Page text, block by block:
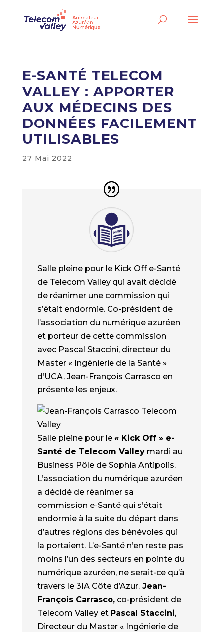
E-SANTÉ TELECOM
VALLEY : APPORTER
AUX MÉDECINS DES
DONNÉES FACILEMENT
UTILISABLES
27 Mai 2022
Salle pleine pour le Kick Off e-Santé
de Telecom Valley qui avait décidé
de réanimer une commission qui
s’était endormie. Co-président de
l’association du numérique azuréen
et porteur de cette commission
avec Pascal Staccini, directeur du
Master « Ingénierie de la Santé »
d’UCA, Jean-François Carrasco en
présente les enjeux.
Salle pleine pour le « Kick Off » e-
Santé de Telecom Valley mardi au
Business Pôle de Sophia Antipolis.
L’association du numérique azuréen
a décidé de réanimer sa
commission e-Santé qui s’était
endormie à la suite du départ dans
d’autres régions des bénévoles qui
la portaient. L’e-Santé n’en reste pas
moins l’un des secteurs en pointe du
numérique azuréen, ne serait-ce qu’à
travers le 3IA Côte d’Azur. Jean-
François Carrasco, co-président de
Telecom Valley et Pascal Staccini,
Directeur du Master « Ingénierie de